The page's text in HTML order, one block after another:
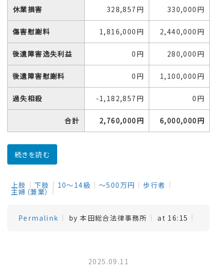
休業損害 328,857円 330,000円
傷害慰謝料 1,816,000円 2,440,000円
後遺障害逸失利益 0円 280,000円
後遺障害慰謝料 0円 1,100,000円
過失相殺 -1,182,857円 0円
合計 2,760,000円 6,000,000円
続きを読む
上肢 下肢 10～14級 ～500万円 歩行者
主婦（兼業）
Permalink by 本田総合法律事務所 at 16:15
2025.09.11